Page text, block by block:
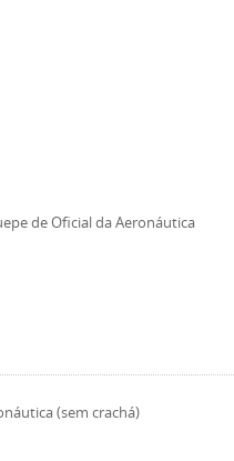
de Oficial da Aeronáutica
(sem crachá)